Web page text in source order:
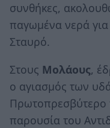
συνθήκες,
παγωμένα νερά
Σταυρό.
Στους Μολάους,
ο αγιασμός των
Πρωτοπρεσβύτερο
παρουσία του